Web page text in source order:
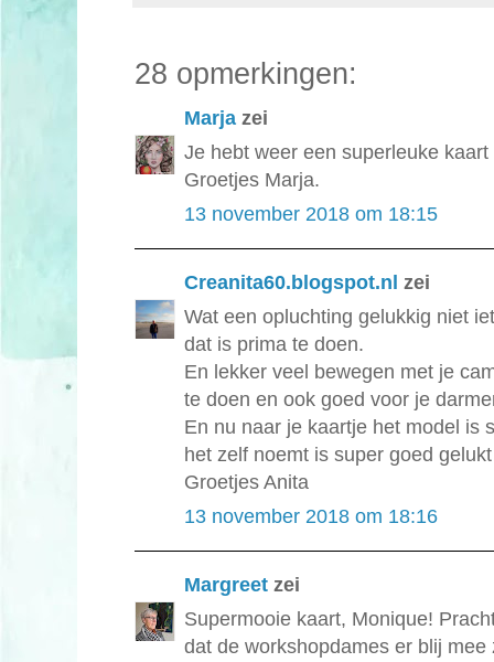
28 opmerkingen:
Marja zei
Je hebt weer een superleuke
Groetjes Marja.
13 november 2018 om 18:15
Creanita60.blogspot.nl zei
Wat een opluchting gelukkig niet
dat is prima te doen.
En lekker veel bewegen met je
te doen en ook goed voor je
En nu naar je kaartje het model is
het zelf noemt is super goed
Groetjes Anita
13 november 2018 om 18:16
Margreet zei
Supermooie kaart, Monique!
dat de workshopdames er blij mee